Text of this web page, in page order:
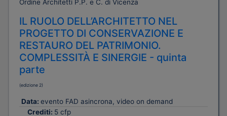
Ordine Architetti P.P. e C. di Vicenza
IL RUOLO DELL’ARCHITETTO NEL
PROGETTO DI CONSERVAZIONE E
RESTAURO DEL PATRIMONIO.
COMPLESSITÀ E SINERGIE - quinta
parte
(edizione 2)
Data: evento FAD asincrona, video on demand
Crediti: 5 cfp